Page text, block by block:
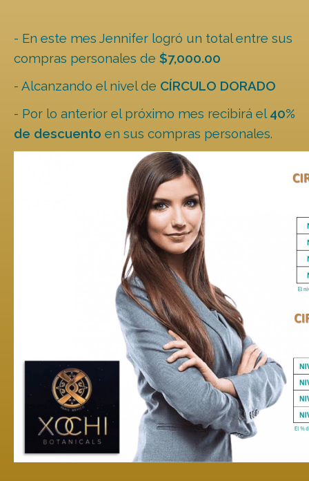
- En este mes Jennifer logró un total entre sus
compras personales de $7,000.00
- Alcanzando el nivel de CÍRCULO DORADO
- Por lo anterior el próximo mes recibirá el40%
de descuento en sus compras personales.